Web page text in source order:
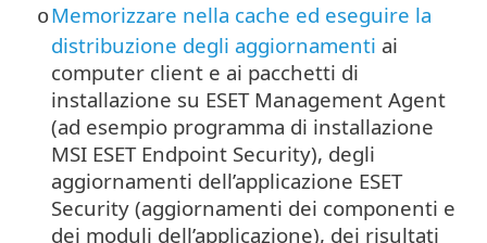
oMemorizzare nella cache ed eseguire la
distribuzione degli aggiornamenti ai
computer client e ai pacchetti di
installazione su ESET Management Agent
(ad esempio programma di installazione
MSI ESET Endpoint Security), degli
aggiornamenti dell’applicazione ESET
Security (aggiornamenti dei componenti e
dei moduli dell’applicazione), dei risultati